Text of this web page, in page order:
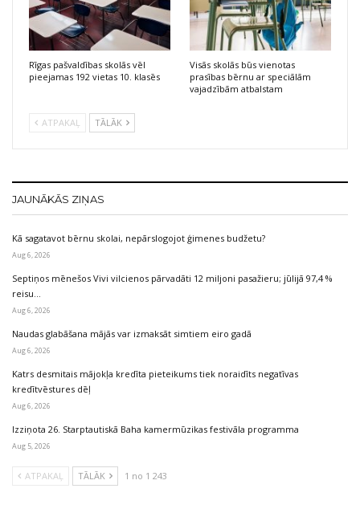
Rīgas pašvaldības skolās vēl
pieejamas 192 vietas 10. klasēs
Visās skolās būs vienotas
prasības bērnu ar speciālām
vajadzībām atbalstam
ATPAKAĻ TĀLĀK
JAUNĀKĀS ZIŅAS
Kā sagatavot bērnu skolai, nepārslogojot ģimenes budžetu?
Aug 6, 2026
Septiņos mēnešos Vivi vilcienos pārvadāti 12 miljoni pasažieru; jūlijā 97,4 %
reisu…
Aug 6, 2026
Naudas glabāšana mājās var izmaksāt simtiem eiro gadā
Aug 6, 2026
Katrs desmitais mājokļa kredīta pieteikums tiek noraidīts negatīvas
kredītvēstures dēļ
Aug 6, 2026
Izziņota 26. Starptautiskā Baha kamermūzikas festivāla programma
Aug 5, 2026
ATPAKAĻ TĀLĀK 1 no 1 243